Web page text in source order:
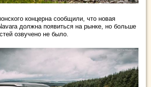
концерна сообщили, что новая
должна появиться на рынке, но больше
озвучено не было.